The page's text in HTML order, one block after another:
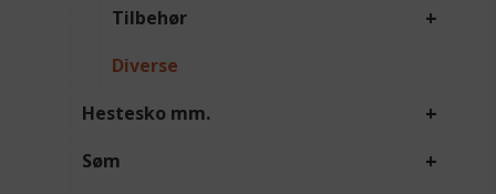
Tilbehør
+
Diverse
Hestesko mm.
+
Søm +